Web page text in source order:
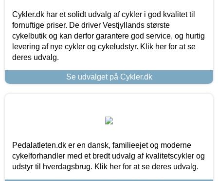
Cykler.dk har et solidt udvalg af cykler i god kvalitet til
fornuftige priser. De driver Vestjyllands største
cykelbutik og kan derfor garantere god service, og hurtig
levering af nye cykler og cykeludstyr. Klik her for at se
deres udvalg.
Se udvalget på Cykler.dk
Pedalatleten.dk er en dansk, familieejet og moderne
cykelforhandler med et bredt udvalg af kvalitetscykler og
udstyr til hverdagsbrug. Klik her for at se deres udvalg.